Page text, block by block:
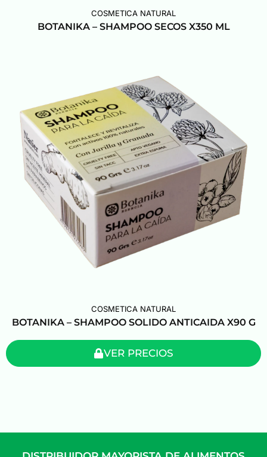
COSMETICA NATURAL
BOTANIKA – SHAMPOO SECOS X350 ML
COSMETICA NATURAL
BOTANIKA – SHAMPOO SOLIDO ANTICAIDA X90 G
VER PRECIOS